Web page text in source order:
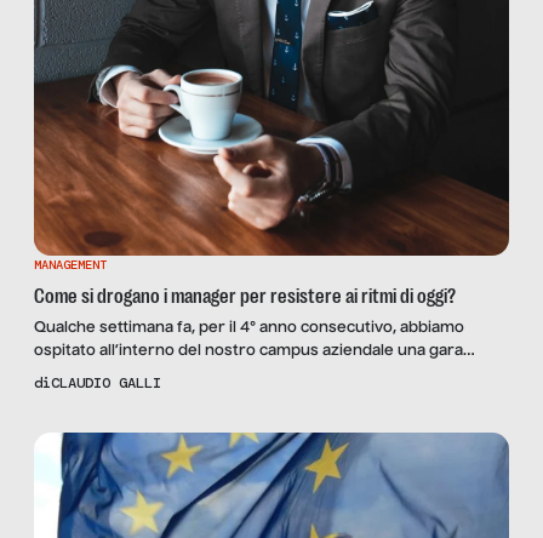
MANAGEMENT
Come si drogano i manager per resistere ai ritmi di oggi?
Qualche settimana fa, per il 4° anno consecutivo, abbiamo
ospitato all’interno del nostro campus aziendale una gara
di Ultramaratona in cui colleghi e atleti, anche di livello
d’eccezione, con il record italiano a oltre 124 km in 12 ore. Che
dire? […]
diCLAUDIO GALLI